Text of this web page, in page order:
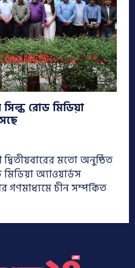
সিল্ক রোড মিডিয়া
মতো অনুষ্ঠিত
অ্যাওয়ার্ডস
গণমাধ্যমে চীন সম্পর্কিত